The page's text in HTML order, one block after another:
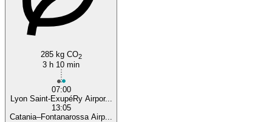
285 kg CO2
3 h 10 min
07:00
Lyon Saint-ExupéRy Airpor...
13:05
Catania–Fontanarossa Airp...